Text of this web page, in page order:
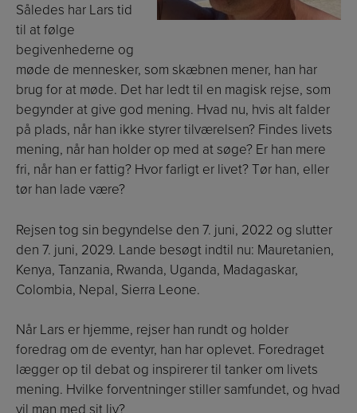
Således har Lars tid
til at følge
begivenhederne og
møde de mennesker, som skæbnen mener, han har
brug for at møde. Det har ledt til en magisk rejse, som
begynder at give god mening. Hvad nu, hvis alt falder
på plads, når han ikke styrer tilværelsen? Findes livets
mening, når han holder op med at søge? Er han mere
fri, når han er fattig? Hvor farligt er livet? Tør han, eller
tør han lade være?
Rejsen tog sin begyndelse den 7. juni, 2022 og slutter
den 7. juni, 2029. Lande besøgt indtil nu: Mauretanien,
Kenya, Tanzania, Rwanda, Uganda, Madagaskar,
Colombia, Nepal, Sierra Leone.
Når Lars er hjemme, rejser han rundt og holder
foredrag om de eventyr, han har oplevet. Foredraget
lægger op til debat og inspirerer til tanker om livets
mening. Hvilke forventninger stiller samfundet, og hvad
vil man med sit liv?